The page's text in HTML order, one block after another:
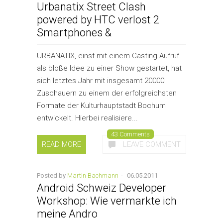
Urbanatix Street Clash
powered by HTC verlost 2
Smartphones &
URBANATIX, einst mit einem Casting Aufruf
als bloße Idee zu einer Show gestartet, hat
sich letztes Jahr mit insgesamt 20000
Zuschauern zu einem der erfolgreichsten
Formate der Kulturhauptstadt Bochum
entwickelt. Hierbei realisiere...
READ MORE
43 Comments
LEAVE COMMENT
Posted by Martin Bachmann - 06.05.2011
Android Schweiz Developer
Workshop: Wie vermarkte ich
meine Andro